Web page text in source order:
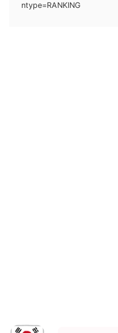
ntype=RANKING